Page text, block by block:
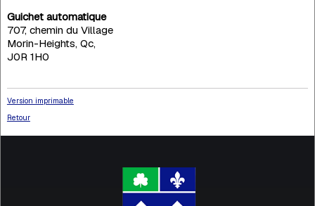
Guichet automatique
707, chemin du Village
Morin-Heights, Qc,
J0R 1H0
Version imprimable
Retour